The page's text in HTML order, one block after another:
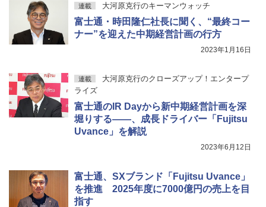
連載 大河原克行のキーマンウォッチ
富士通・時田隆仁社長に聞く、“最終コー
ナー”を迎えた中期経営計画の行方
2023年1月16日
連載
大河原克行のクローズアップ！エンタープ
ライズ
富士通のIR Dayから新中期経営計画を深
堀りする――、成長ドライバー「Fujitsu
Uvance」を解説
2023年6月12日
富士通、SXブランド「Fujitsu Uvance」
を推進 2025年度に7000億円の売上を目
指す